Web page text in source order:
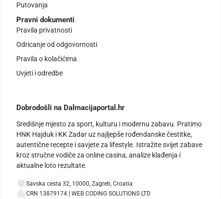
Putovanja
Pravni dokumenti
Pravila privatnosti
Odricanje od odgovornosti
Pravila o kolačićima
Uvjeti i odredbe
Dobrodošli na Dalmacijaportal.hr
Središnje mjesto za sport, kulturu i modernu zabavu. Pratimo
HNK Hajduk i KK Zadar uz najljepše rođendanske čestitke,
autentične recepte i savjete za lifestyle. Istražite svijet zabave
kroz stručne vodiče za online casina, analize klađenja i
aktualne loto rezultate.
Savska cesta 32, 10000, Zagreb, Croatia
CRN 13879174 | WEB CODING SOLUTIONS LTD